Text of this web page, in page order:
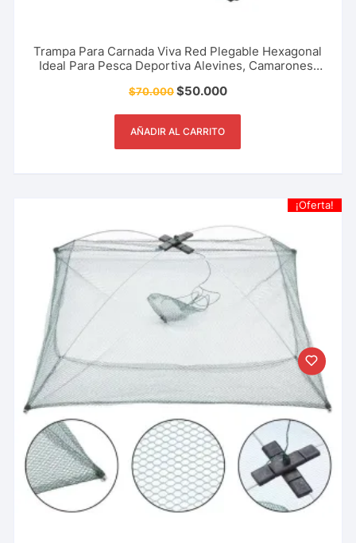
Trampa Para Carnada Viva Red Plegable Hexagonal
Ideal Para Pesca Deportiva Alevines, Camarones,
$70.000$50.000
AÑADIR AL CARRITO
¡Oferta!